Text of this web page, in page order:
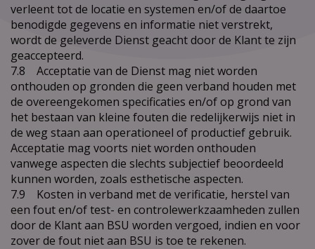
verleent tot de locatie en systemen en/of de daartoe
benodigde gegevens en informatie niet verstrekt,
wordt de geleverde Dienst geacht door de Klant te zijn
geaccepteerd.
7.8 Acceptatie van de Dienst mag niet worden
onthouden op gronden die geen verband houden met
de overeengekomen specificaties en/of op grond van
het bestaan van kleine fouten die redelijkerwijs niet in
de weg staan aan operationeel of productief gebruik.
Acceptatie mag voorts niet worden onthouden
vanwege aspecten die slechts subjectief beoordeeld
kunnen worden, zoals esthetische aspecten.
7.9 Kosten in verband met de verificatie, herstel van
een fout en/of test- en controlewerkzaamheden zullen
door de Klant aan BSU worden vergoed, indien en voor
zover de fout niet aan BSU is toe te rekenen.